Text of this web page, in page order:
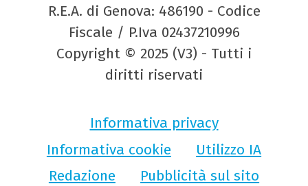
R.E.A. di Genova: 486190 - Codice
Fiscale / P.Iva 02437210996
Copyright © 2025 (V3) - Tutti i
diritti riservati
Informativa privacy
Informativa cookie
Utilizzo IA
Redazione
Pubblicità sul sito